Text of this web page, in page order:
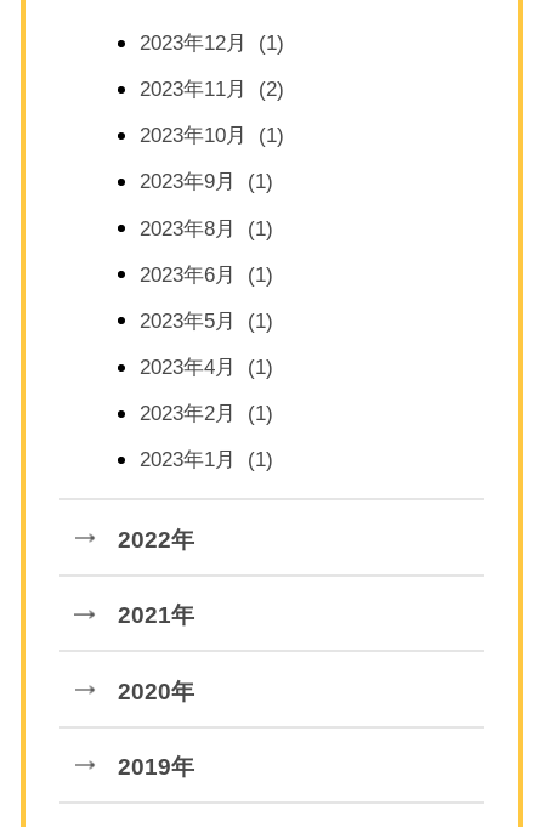
2023年12月 (1)
2023年11月 (2)
2023年10月 (1)
2023年9月 (1)
2023年8月 (1)
2023年6月 (1)
2023年5月 (1)
2023年4月 (1)
2023年2月 (1)
2023年1月 (1)
2022年
2021年
2020年
2019年